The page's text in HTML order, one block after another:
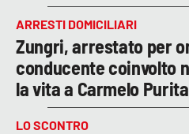
ARRESTI DOMICILIARI
Zungri, arrestato per
conducente coinvolto
la vita a Carmelo Purita
LO SCONTRO